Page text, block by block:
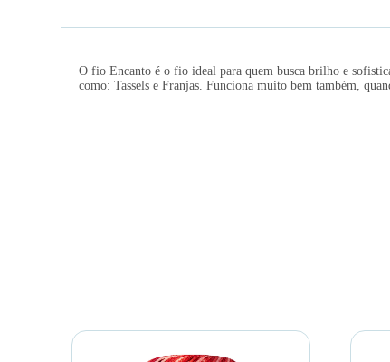
O fio Encanto é o fio ideal para quem busca brilho e
como: Tassels e Franjas. Funciona muito bem também,